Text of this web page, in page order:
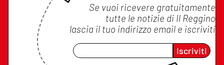
Se vuoi ricevere gratuitamente
tutte le notizie di Il Reggino
lascia il tuo indirizzo email e iscriviti
Iscriviti